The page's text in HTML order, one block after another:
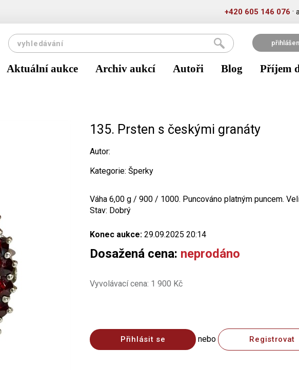
+420 605 146 076 ·
Aktuální aukce Archiv aukcí Autoři Blog Příjem
135. Prsten s českými granáty
Autor:
Kategorie: Šperky
Váha 6,00 g / 900 / 1000. Puncováno platným puncem.
Stav: Dobrý
Konec aukce: 29.09.2025 20:14
Dosažená cena: neprodáno
Vyvolávací cena: 1 900 Kč
Přihlásit se nebo Registrovat